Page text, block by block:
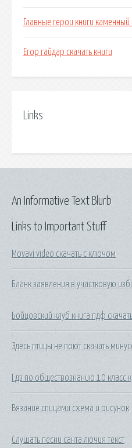
Главные герои книги каменный
Егор гайдар скачать книги
Links
Links to Important Stuff
Movavi video скачать с ключом
Бланк заявления в участковую
Бойцовский клуб книга пдф
Здесь птицы не поют скачать
Гдз по обществознанию 10 класс
Вязание спицами схема и рисунок
Слушать песни санта лючия текст
An Informative Text Blurb